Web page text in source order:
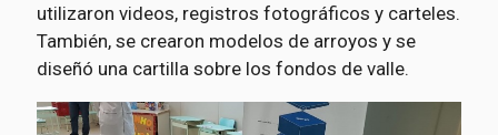
utilizaron videos, registros fotográficos y carteles.
También, se crearon modelos de arroyos y se
diseñó una cartilla sobre los fondos de valle.